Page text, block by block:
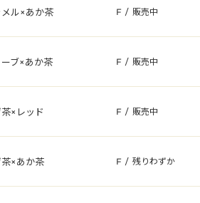
ル×あか茶 F / 販売中
ブ×あか茶 F / 販売中
茶×レッド F / 販売中
茶×あか茶 F / 残りわずか